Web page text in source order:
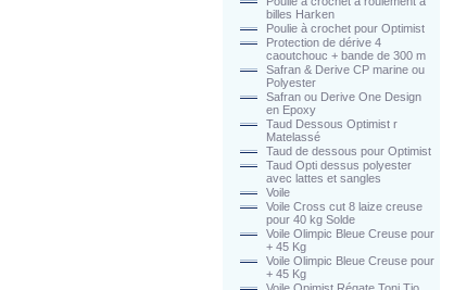
billes Harken
Poulie à crochet pour Optimist
Protection de dérive 4
caoutchouc + bande de 300 m
Safran & Derive CP marine ou
Polyester
Safran ou Derive One Design
en Epoxy
Taud Dessous Optimist r
Matelassé
Taud de dessous pour Optimist
Taud Opti dessus polyester
avec lattes et sangles
Voile
Voile Cross cut 8 laize creuse
pour 40 kg Solde
Voile Olimpic Bleue Creuse pour
+ 45 Kg
Voile Olimpic Bleue Creuse pour
+ 45 Kg